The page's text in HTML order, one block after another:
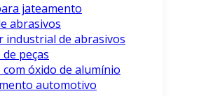
jateamento
abrasivos
industrial de abrasivos
peças
com óxido de alumínio
automotivo